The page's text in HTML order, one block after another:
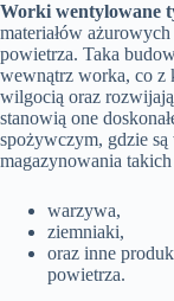
Worki wentylowane
materiałów
powietrza. Taka
wewnątrz worka, co z
wilgocią oraz
stanowią one
spożywczym, gdzie
magazynowania
warzywa,
ziemniaki,
oraz inne
powietrza.